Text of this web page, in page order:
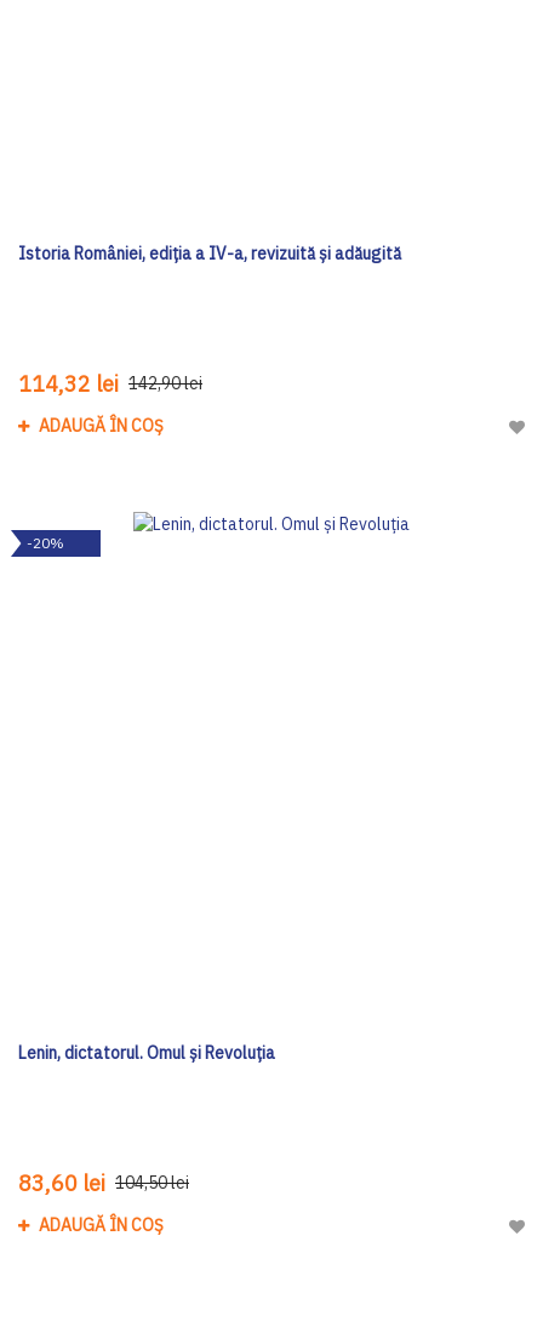
Istoria României, ediția a IV-a, revizuită și adăugită
114,32 lei 142,90 lei
ADAUGĂ ÎN COȘ
-20%
Lenin, dictatorul. Omul și Revoluția
83,60 lei 104,50 lei
ADAUGĂ ÎN COȘ